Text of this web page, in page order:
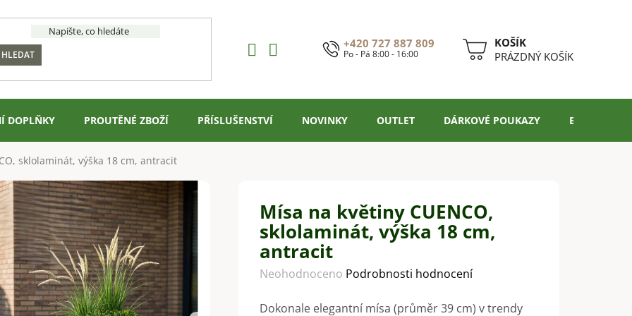
HLEDAT
+420 727 887 809
Po - Pá 8:00 - 16:00
NÁKUPNÍPRÁZDNÝ KOŠÍK
DOPLŇKY PROUTĚNÉ ZBOŽÍ PŘÍSLUŠENSTVÍ NOVINKY OUTLET DÁRKOVÉ POUKAZY BLOG
sklolaminát, výška 18 cm, antracit
Mísa na květiny CUENCO,
sklolaminát, výška 18 cm,
antracit
Průměrné
produktu
Neohodnoceno Podrobnosti hodnocení
Dokonale elegantní mísa (průměr 39 cm) v trendy